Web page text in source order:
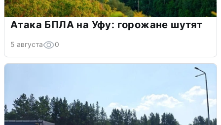
Атака БПЛА на Уфу: горожане шутят
5 августа 0